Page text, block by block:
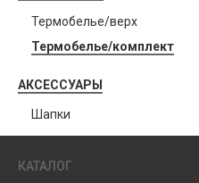
Термобелье/верх
Термобелье/комплект
АКСЕССУАРЫ
Шапки
КАТАЛОГ